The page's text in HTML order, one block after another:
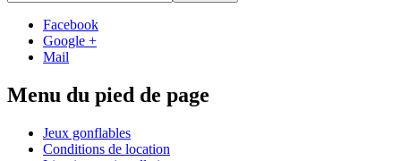
Facebook
Google +
Mail
Menu du pied de page
Jeux gonflables
Conditions de location